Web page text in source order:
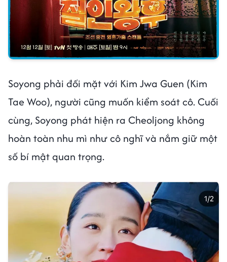
Soyong phải đối mặt với Kim Jwa Guen (Kim
Tae Woo), người cũng muốn kiểm soát cô. Cuối
cùng, Soyong phát hiện ra Cheoljong không
hoàn toàn nhu mì như cô nghĩ và nắm giữ một
số bí mật quan trọng.